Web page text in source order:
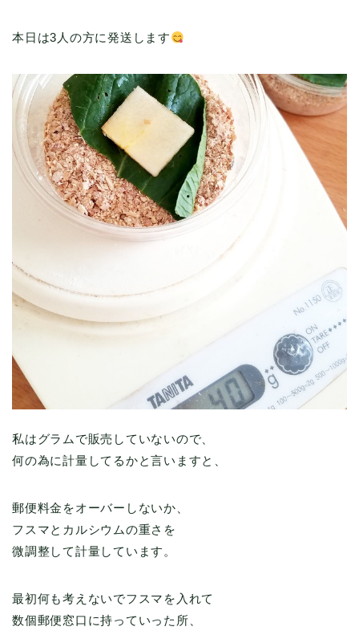
本日は3人の方に発送します
私はグラムで販売していないので、
何の為に計量してるかと言いますと、
郵便料金をオーバーしないか、
フスマとカルシウムの重さを
微調整して計量しています。
最初何も考えないでフスマを入れて
数個郵便窓口に持っていった所、